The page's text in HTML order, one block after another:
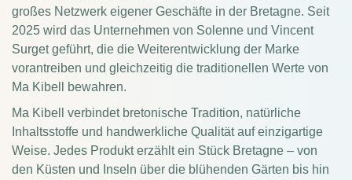
großes Netzwerk eigener Geschäfte in der Bretagne. Seit
2025 wird das Unternehmen von Solenne und Vincent
Surget geführt, die die Weiterentwicklung der Marke
vorantreiben und gleichzeitig die traditionellen Werte von
Ma Kibell bewahren.
Ma Kibell verbindet bretonische Tradition, natürliche
Inhaltsstoffe und handwerkliche Qualität auf einzigartige
Weise. Jedes Produkt erzählt ein Stück Bretagne – von
den Küsten und Inseln über die blühenden Gärten bis hin